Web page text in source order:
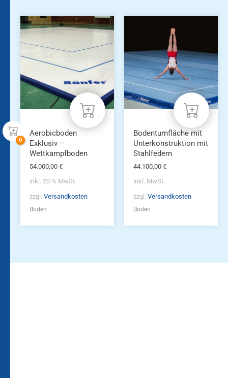
Aerobicboden
Exklusiv –
Wettkampfboden
54.000,00 €
inkl. 20 % MwSt.
zzgl. Versandkosten
Boden
mehrere
Varianten
auf.
Die
Optionen
können
auf
Produktseite
gewählt
werden
Bodenturnfläche mit
Unterkonstruktion mit
Stahlfedern
44.100,00 €
inkl. MwSt.
zzgl. Versandkosten
Boden